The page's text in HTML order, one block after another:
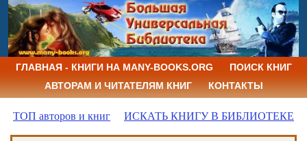
ГЛАВНАЯ - КНИГИ НА MANY-BOOKS.ORG
ПОИСК КНИГ
АВТОРАМ И ЧИТАТЕЛЯМ КНИГ
КОНТАКТЫ
ТОП авторов и книг ИСКАТЬ КНИГУ В БИБЛИОТЕКЕ